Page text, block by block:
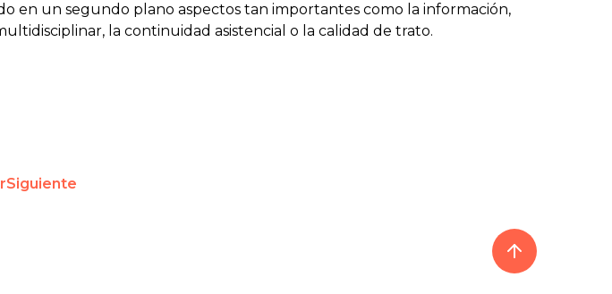
en un segundo plano aspectos tan importantes como la información,
la continuidad asistencial o la calidad de trato.
Siguiente